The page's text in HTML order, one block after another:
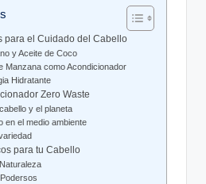
para el Cuidado del Cabello
y Aceite de Coco
Manzana como Acondicionador
Hidratante
Zero Waste
y el planeta
en el medio ambiente
para tu Cabello